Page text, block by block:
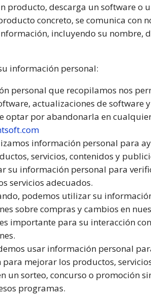
producto, descarga un software o
concreto, se comunica con
incluyendo su nombre,
información personal:
personal que recopilamos nos
actualizaciones de software
optar por abandonarla en
información personal para
servicios, contenidos y
su información personal para
servicios adecuados.
podemos utilizar su
sobre compras y cambios en
importante para su interacción
usar información personal
mejorar los productos,
un sorteo, concurso o promoción
programas.